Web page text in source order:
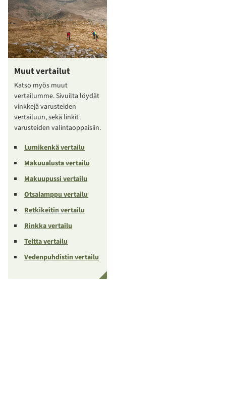
Muut vertailut
Katso myös muut
vertailumme. Sivuilta löydät
vinkkejä varusteiden
vertailuun, sekä linkit
varusteiden valintaoppaisiin.
Lumikenkä vertailu
Makuualusta vertailu
Makuupussi vertailu
Otsalamppu vertailu
Retkikeitin vertailu
Rinkka vertailu
Teltta vertailu
Vedenpuhdistin vertailu